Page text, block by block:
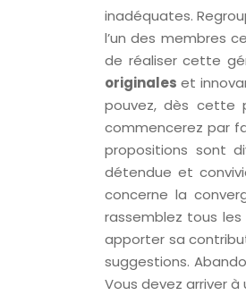
inadéquates.
l’un des membres
de réaliser cette
originales et
pouvez, dès cette
commencerez par
propositions sont
détendue et
concerne la
rassemblez tous
apporter sa
suggestions.
Vous devez arriver